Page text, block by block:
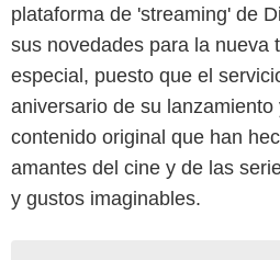
plataforma de 'streaming' de
sus novedades para la nueva
especial, puesto que el
aniversario de su
contenido original que han
amantes del cine y de las
y gustos imaginables.